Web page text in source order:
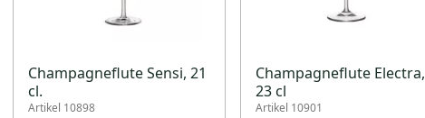
Champagneflute Sensi, 21
cl.
Artikel 10898
Champagneflute Electra,
23 cl
Artikel 10901